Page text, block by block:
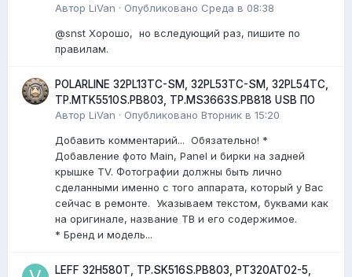
Автор LiVan · Опубликовано Среда в 08:38
@snst Хорошо, но вследующий раз, пишите по
правилам.
POLARLINE 32PL13TC-SM, 32PL53TC-SM, 32PL54TC,
TP.MTK5510S.PB803, TP.MS3663S.PB818 USB ПО
Автор LiVan · Опубликовано Вторник в 15:20
Добавить комментарий... Обязательно! *
Добавление фото Main, Panel и бирки на задней
крышке TV. Фотографии должны быть лично
сделанными именно с того аппарата, который у Вас
сейчас в ремонте. Указываем текстом, буквами как
на оригинале, название ТВ и его содержимое.
* Бренд и модель...
LEFF 32H580T, TP.SK516S.PB803, PT320AT02-5,